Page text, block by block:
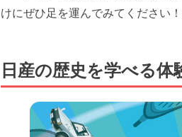
けにぜひ足を運んでみてください！
日産の歴史を学べる体